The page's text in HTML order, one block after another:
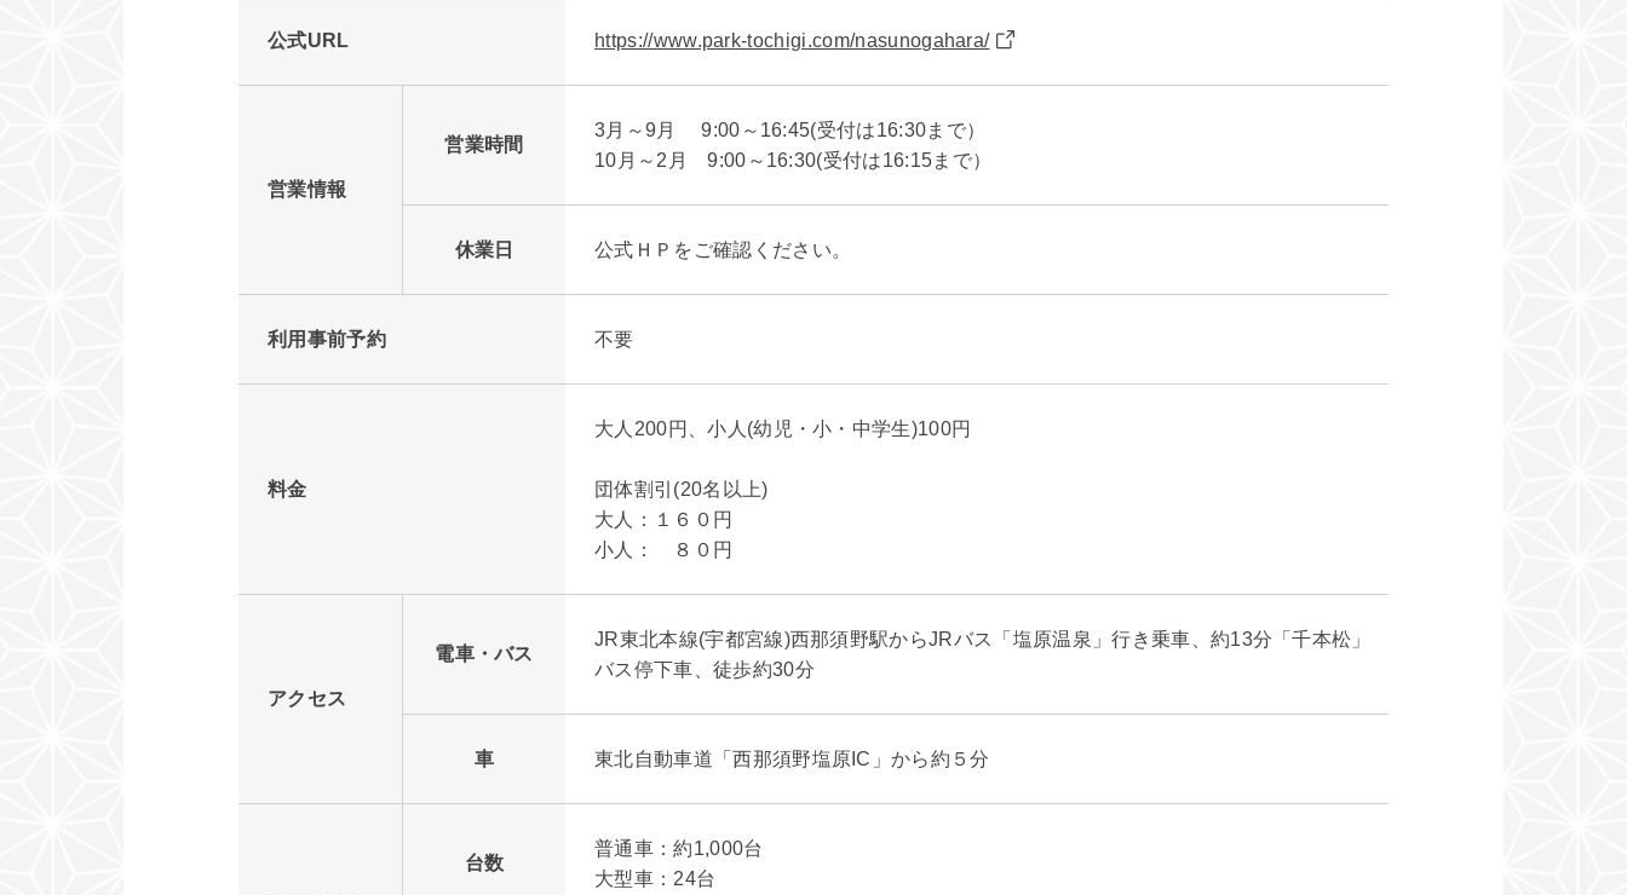
公式URL https://www.park-tochigi.com/nasunogahara/
営業情報
営業時間
3月～9月 9:00～16:45(受付は16:30まで）
10月～2月 9:00～16:30(受付は16:15まで）
休業日 公式ＨＰをご確認ください。
利用事前予約 不要
料金
大人200円、小人(幼児・小・中学生)100円
団体割引(20名以上)
大人：１６０円
小人： ８０円
アクセス
電車・バス
JR東北本線(宇都宮線)西那須野駅からJRバス「塩原温泉」行き乗車、約13分「千本松」
バス停下車、徒歩約30分
車 東北自動車道「西那須野塩原IC」から約５分
台数
普通車：約1,000台
大型車：24台